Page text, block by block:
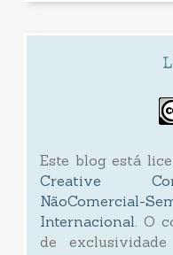
Este blog está
Creative
Internacional. O
de